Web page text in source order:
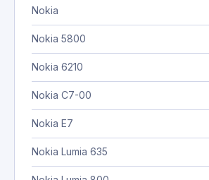
Nokia
Nokia 5800
Nokia 6210
Nokia C7-00
Nokia E7
Nokia Lumia 635